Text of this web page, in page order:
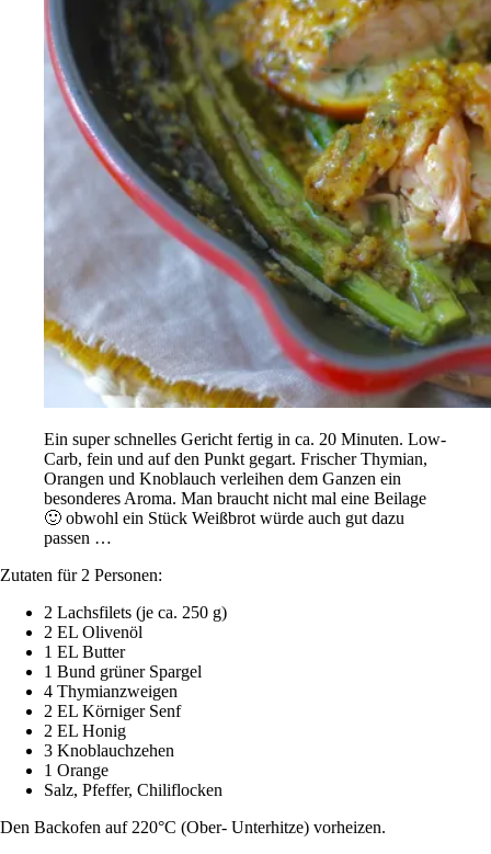
Ein super schnelles Gericht fertig in ca. 20 Minuten. Low-
Carb, fein und auf den Punkt gegart. Frischer Thymian,
Orangen und Knoblauch verleihen dem Ganzen ein
besonderes Aroma. Man braucht nicht mal eine Beilage
🙂 obwohl ein Stück Weißbrot würde auch gut dazu
passen …
Zutaten für 2 Personen:
2 Lachsfilets (je ca. 250 g)
2 EL Olivenöl
1 EL Butter
1 Bund grüner Spargel
4 Thymianzweigen
2 EL Körniger Senf
2 EL Honig
3 Knoblauchzehen
1 Orange
Salz, Pfeffer, Chiliflocken
Den Backofen auf 220°C (Ober- Unterhitze) vorheizen.